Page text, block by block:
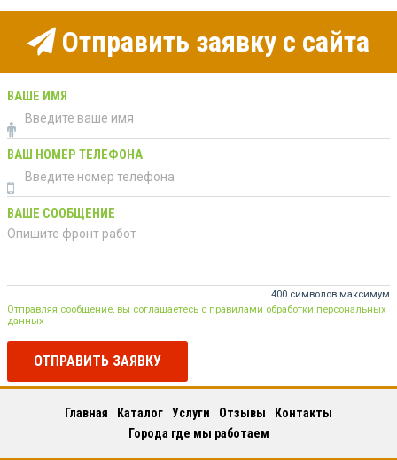
Отправить заявку с сайта
ВАШЕ ИМЯ
ВАШ НОМЕР ТЕЛЕФОНА
ВАШЕ СООБЩЕНИЕ
400 символов максимум
Отправляя сообщение, вы соглашаетесь с правилами обработки персональных
данных
ОТПРАВИТЬ ЗАЯВКУ
Главная Каталог Услуги Отзывы
Контакты
Города где мы работаем